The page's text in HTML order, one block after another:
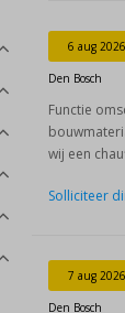
6 aug 2026
Den Bosch
Functie
wij een
Solliciteer
7 aug 2026
Den Bosch